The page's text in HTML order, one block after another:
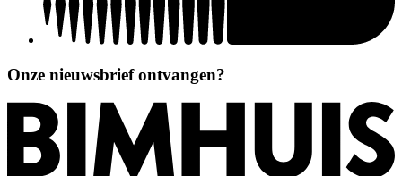
Onze nieuwsbrief ontvangen?